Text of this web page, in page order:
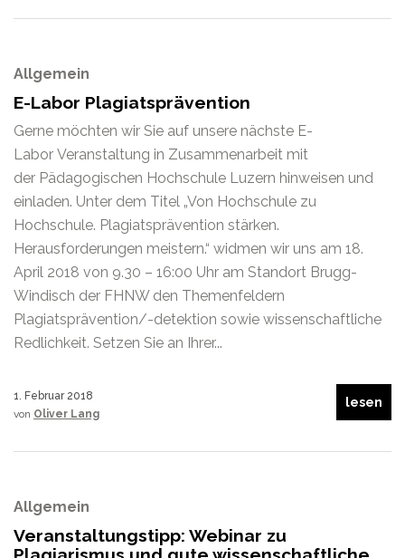
Allgemein
E-Labor Plagiatsprävention
Gerne möchten wir Sie auf unsere nächste E-
Labor Veranstaltung in Zusammenarbeit mit
der Pädagogischen Hochschule Luzern hinweisen und
einladen. Unter dem Titel „Von Hochschule zu
Hochschule. Plagiatsprävention stärken.
Herausforderungen meistern.“ widmen wir uns am 18.
April 2018 von 9.30 – 16:00 Uhr am Standort Brugg-
Windisch der FHNW den Themenfeldern
Plagiatsprävention/-detektion sowie wissenschaftliche
Redlichkeit. Setzen Sie an Ihrer...
1. Februar 2018
von Oliver Lang
lesen
Allgemein
Veranstaltungstipp: Webinar zu